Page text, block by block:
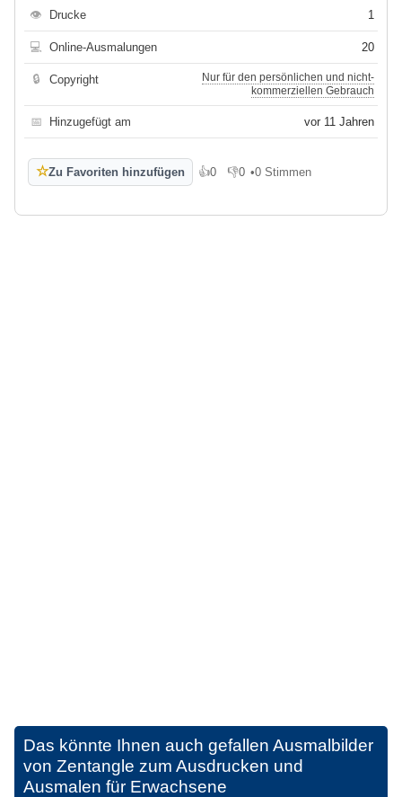
👁 Drucke 1
💻 Online-Ausmalungen 20
🔒 Copyright
Nur für den persönlichen und nicht-
kommerziellen Gebrauch
📅 Hinzugefügt am vor 11 Jahren
☆Zu Favoriten hinzufügen 👍0
Gefällt mir
👎0
Gefällt mir nicht
•0 Stimmen
Das könnte Ihnen auch gefallen Ausmalbilder
von Zentangle zum Ausdrucken und
Ausmalen für Erwachsene